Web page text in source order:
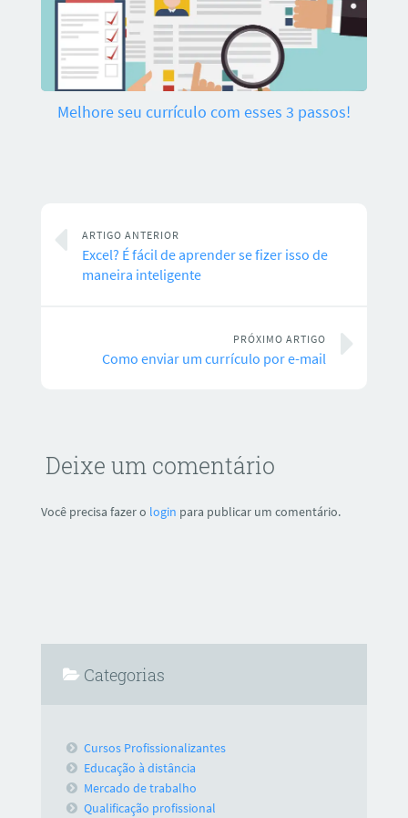
Melhore seu currículo com esses 3 passos!
ARTIGO ANTERIOR
Excel? É fácil de aprender se fizer isso de
maneira inteligente
PRÓXIMO ARTIGO
Como enviar um currículo por e-mail
Deixe um comentário
Você precisa fazer o login para publicar um comentário.
Categorias
Cursos Profissionalizantes
Educação à distância
Mercado de trabalho
Qualificação profissional